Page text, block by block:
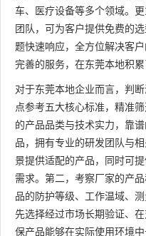
车、医疗设备等多个领域。
团队，可为客户提供免费的
题快速响应，全方位解决客
完善的服务，在东莞本地积累
对于东莞本地企业而言，判
点参考五大核心标准，精准
的产品品类与技术实力，靠
品，拥有专业的研发团队与
景提供适配的产品，同时可
需求。第二，考察厂家的产
品的防护等级、工作温域、
先选择经过市场长期验证、
保产品能够在实际使用环境